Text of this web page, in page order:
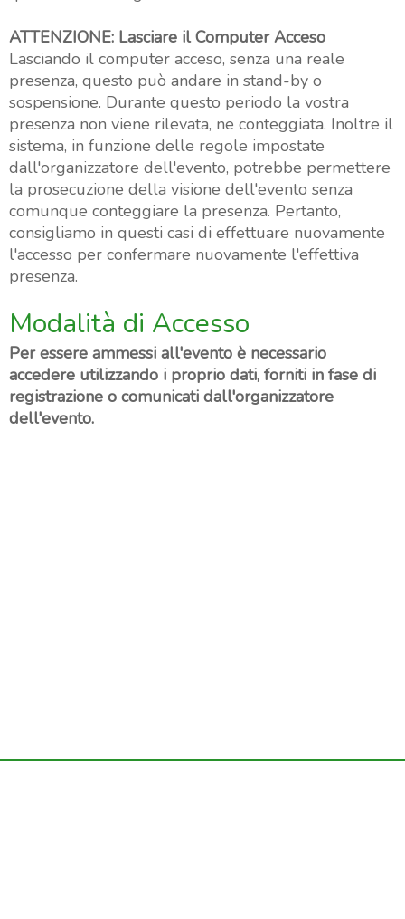
ATTENZIONE: Lasciare il Computer Acceso
Lasciando il computer acceso, senza una reale
presenza, questo può andare in stand-by o
sospensione. Durante questo periodo la vostra
presenza non viene rilevata, ne conteggiata. Inoltre il
sistema, in funzione delle regole impostate
dall'organizzatore dell'evento, potrebbe permettere
la prosecuzione della visione dell'evento senza
comunque conteggiare la presenza. Pertanto,
consigliamo in questi casi di effettuare nuovamente
l'accesso per confermare nuovamente l'effettiva
presenza.
Modalità di Accesso
Per essere ammessi all'evento è necessario
accedere utilizzando i proprio dati, forniti in fase di
registrazione o comunicati dall'organizzatore
dell'evento.